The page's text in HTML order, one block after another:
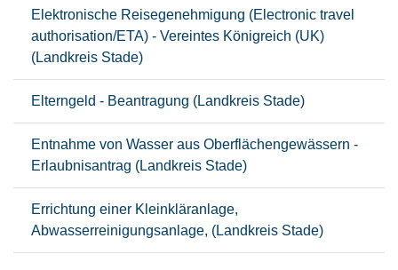
Elektronische Reisegenehmigung (Electronic travel
authorisation/ETA) - Vereintes Königreich (UK)
(Landkreis Stade)
Elterngeld - Beantragung (Landkreis Stade)
Entnahme von Wasser aus Oberflächengewässern -
Erlaubnisantrag (Landkreis Stade)
Errichtung einer Kleinkläranlage,
Abwasserreinigungsanlage, (Landkreis Stade)